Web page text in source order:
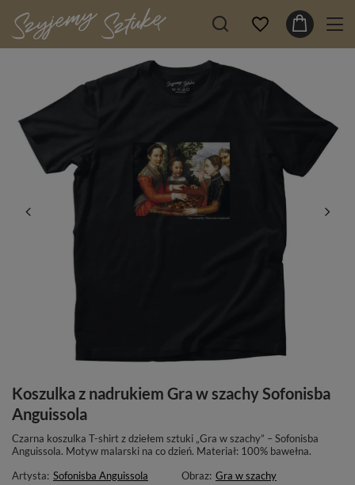
Koszulka z nadrukiem Gra w szachy Sofonisba
Anguissola
Czarna koszulka T-shirt z dziełem sztuki „Gra w szachy” – Sofonisba
Anguissola. Motyw malarski na co dzień. Materiał: 100% bawełna.
Artysta: Sofonisba Anguissola Obraz: Gra w szachy